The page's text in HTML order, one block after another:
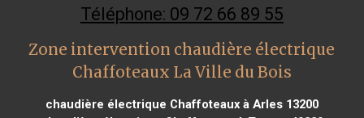
Téléphone: 09 72 66 89 55
Zone intervention chaudière électrique
Chaffoteaux La Ville du Bois
chaudière électrique Chaffoteaux à Arles 13200